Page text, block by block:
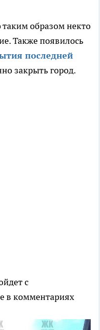
образом некто
Также появилось
последней
закрыть город.
с
в комментариях